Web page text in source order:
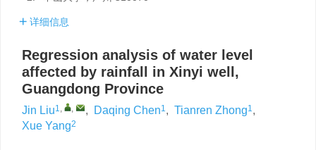
详细信息
Regression analysis of water level
affected by rainfall in Xinyi well,
Guangdong Province
Jin Liu1, , , Daqing Chen1, Tianren Zhong1,
Xue Yang2